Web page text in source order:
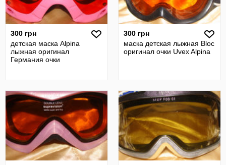
300 грн
детская маска Alpina
лыжная оригинал
Германия очки
300 грн
маска детская лыжная Bloc
оригинал очки Uvex Alpina